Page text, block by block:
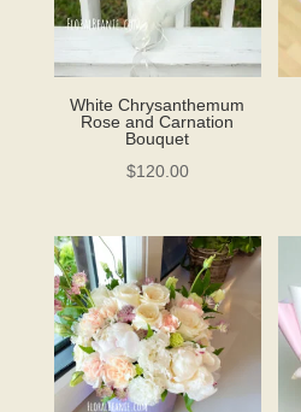
White Chrysanthemum
Rose and Carnation
Bouquet
$120.00